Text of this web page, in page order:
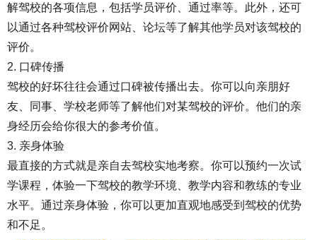
解驾校的各项信息，包括学员评价、通过率等。此外，还可
以通过各种驾校评价网站、论坛等了解其他学员对该驾校的
评价。
2. 口碑传播
驾校的好坏往往会通过口碑被传播出去。你可以向亲朋好
友、同事、学校老师等了解他们对某驾校的评价。他们的亲
身经历会给你很大的参考价值。
3. 亲身体验
最直接的方式就是亲自去驾校实地考察。你可以预约一次试
学课程，体验一下驾校的教学环境、教学内容和教练的专业
水平。通过亲身体验，你可以更加直观地感受到驾校的优势
和不足。